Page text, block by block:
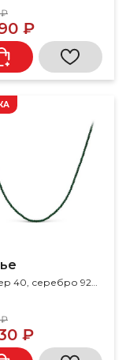
₽
₽
Размер 40, серебро 925, шпинель
₽
₽